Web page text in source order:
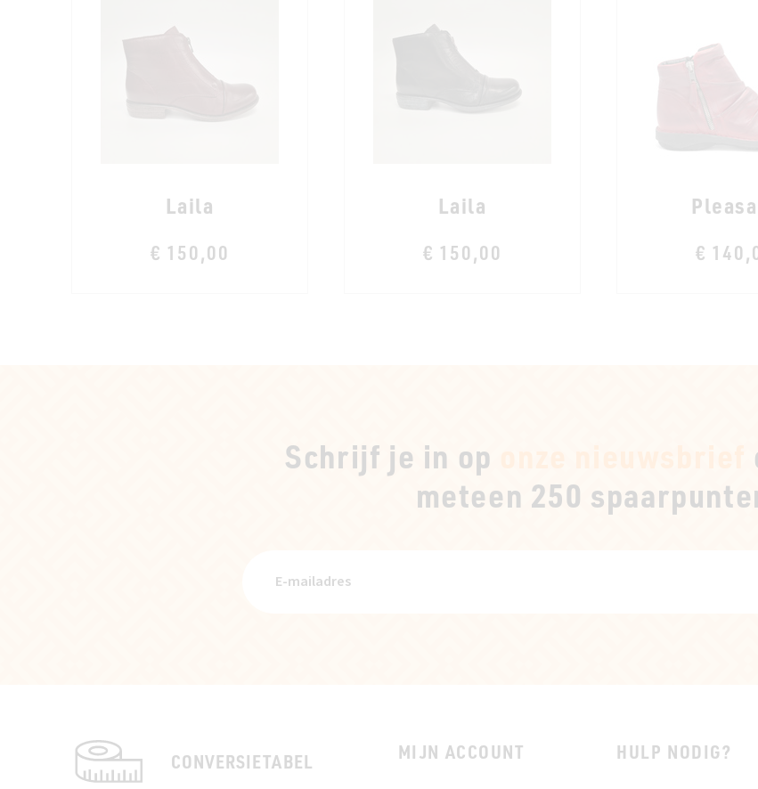
Laila
€ 150,00
Laila
€ 150,00 €
Schrijf je in op
meteen 250
CONVERSIETABEL MIJN ACCOUNT HULP NODIG?